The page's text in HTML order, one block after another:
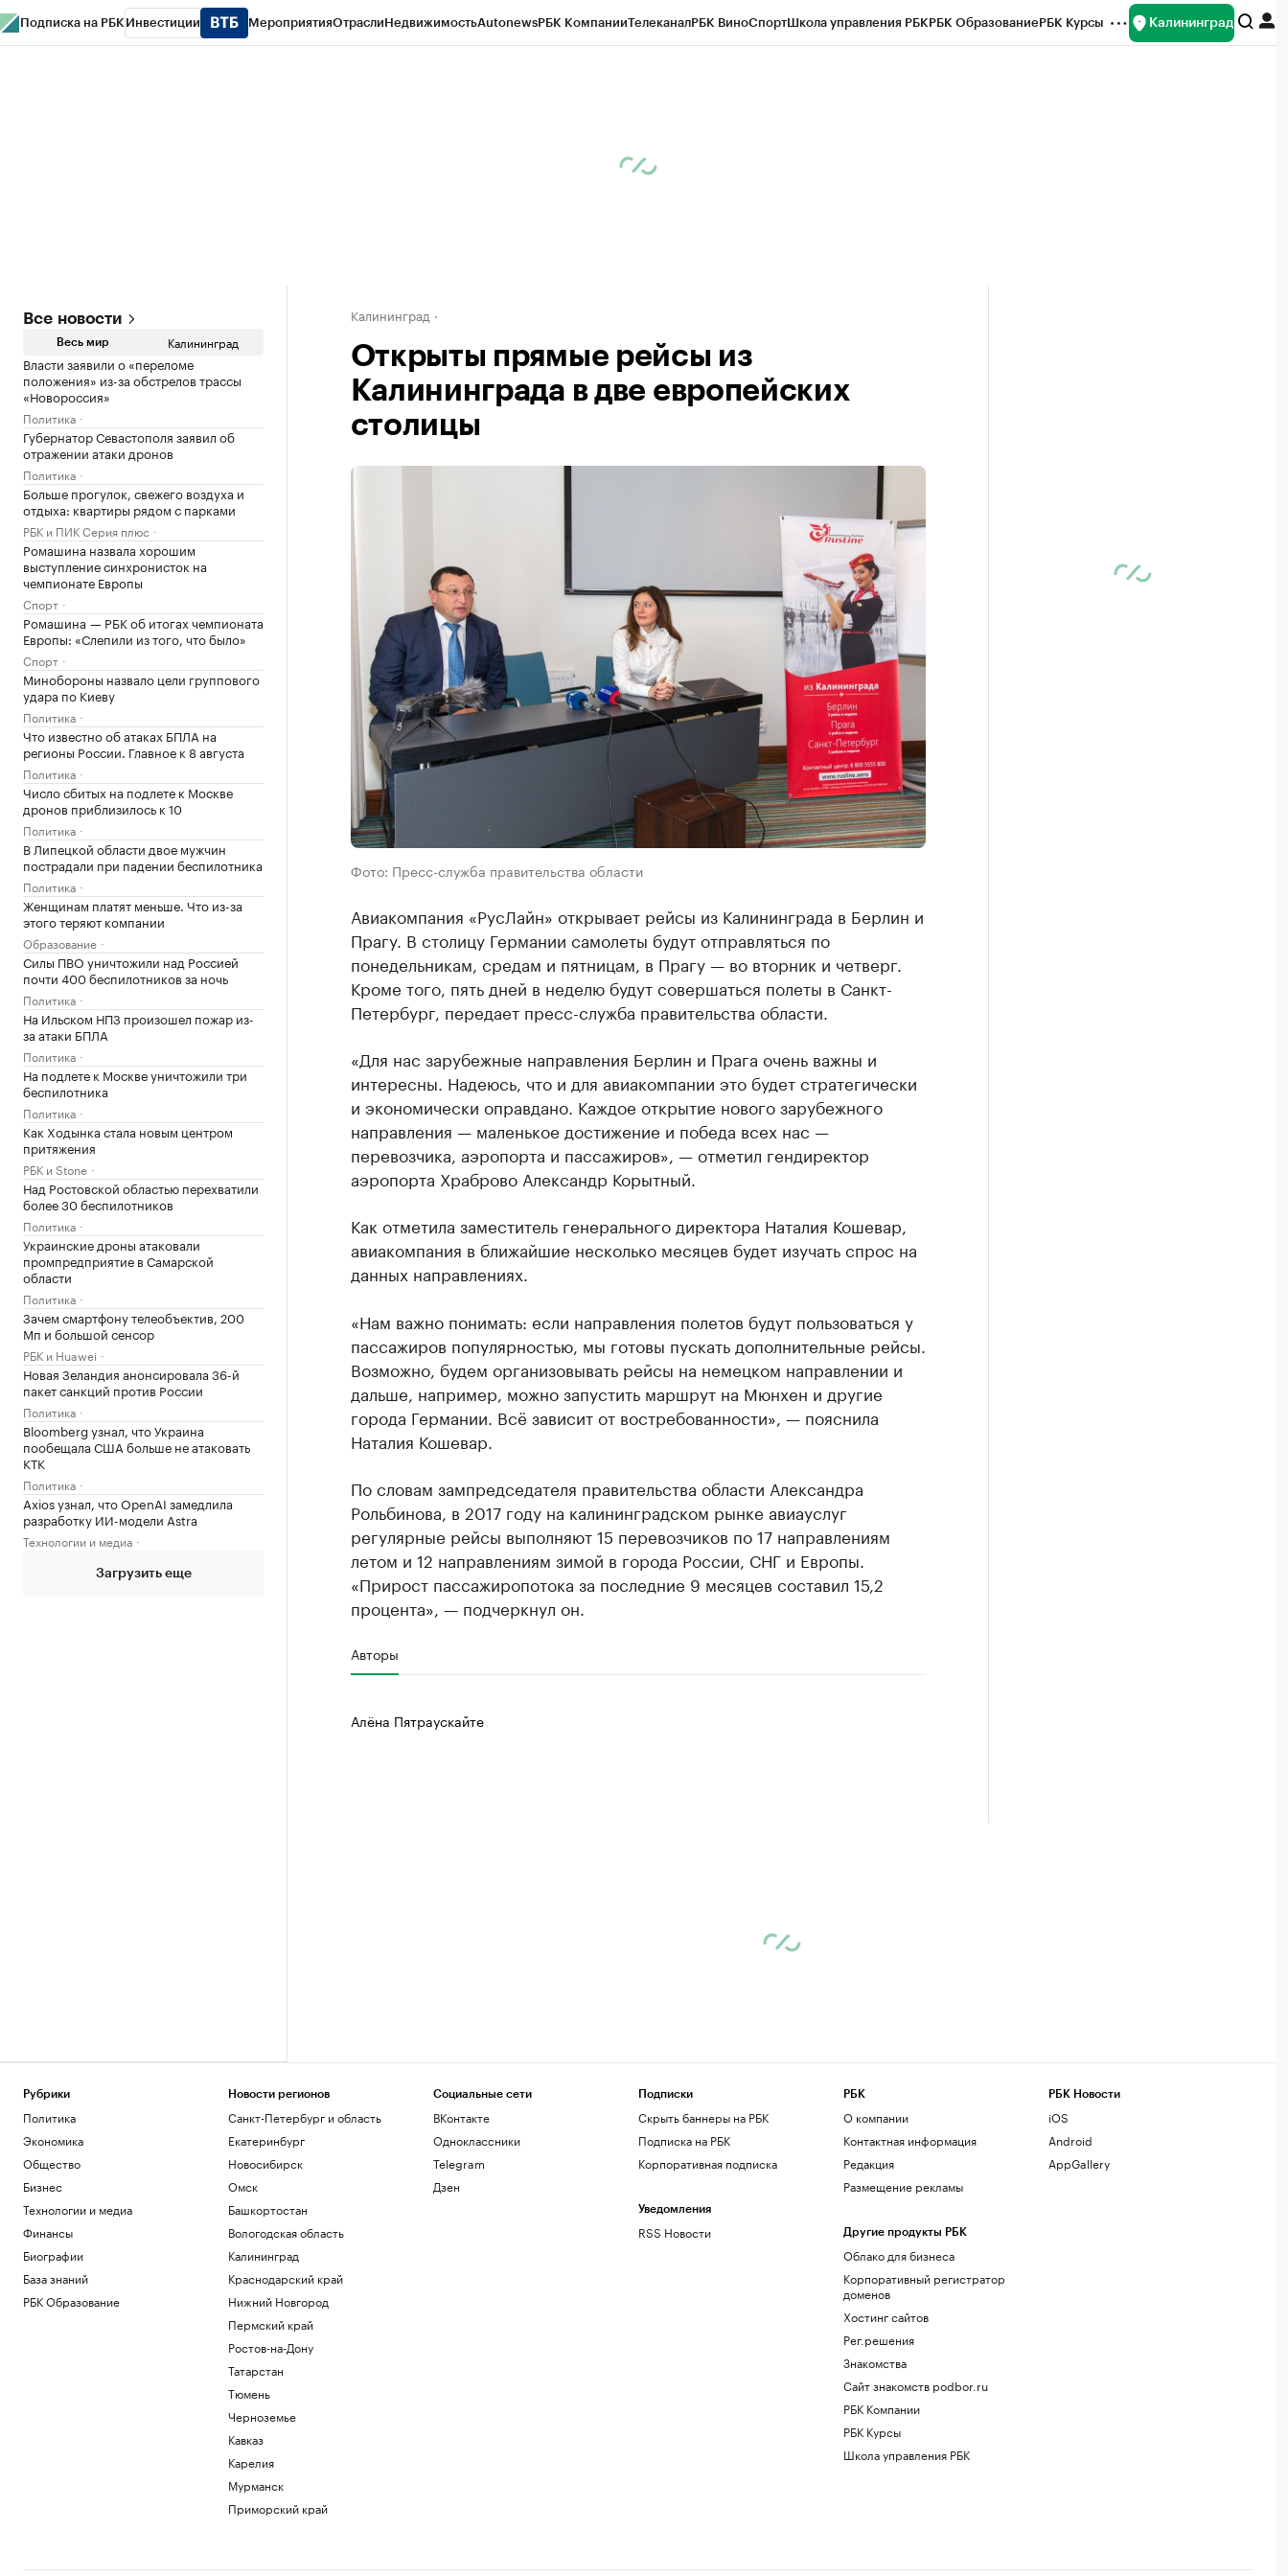
Подписка на РБК Инвестиции МероприятияОтраслиНедвижимостьAutonewsРБК КомпанииТелеканалРБК ВиноСпортШкола управления РБКРБК ОбразованиеРБК Курсы Калининград
Все новости
Весь мир Калининград
Власти заявили о «переломе
положения» из-за обстрелов трассы
«Новороссия»
Политика
Губернатор Севастополя заявил об
отражении атаки дронов
Политика
Больше прогулок, свежего воздуха и
отдыха: квартиры рядом с парками
РБК и ПИК Серия плюс
Ромашина назвала хорошим
выступление синхронисток на
чемпионате Европы
Спорт
Ромашина — РБК об итогах чемпионата
Европы: «Слепили из того, что было»
Спорт
Минобороны назвало цели группового
удара по Киеву
Политика
Что известно об атаках БПЛА на
регионы России. Главное к 8 августа
Политика
Число сбитых на подлете к Москве
дронов приблизилось к 10
Политика
В Липецкой области двое мужчин
пострадали при падении беспилотника
Политика
Женщинам платят меньше. Что из-за
этого теряют компании
Образование
Силы ПВО уничтожили над Россией
почти 400 беспилотников за ночь
Политика
На Ильском НПЗ произошел пожар из-
за атаки БПЛА
Политика
На подлете к Москве уничтожили три
беспилотника
Политика
Как Ходынка стала новым центром
притяжения
РБК и Stone
Над Ростовской областью перехватили
более 30 беспилотников
Политика
Украинские дроны атаковали
промпредприятие в Самарской
области
Политика
Зачем смартфону телеобъектив, 200
Мп и большой сенсор
РБК и Huawei
Новая Зеландия анонсировала 36-й
пакет санкций против России
Политика
Bloomberg узнал, что Украина
пообещала США больше не атаковать
КТК
Политика
Axios узнал, что OpenAI замедлила
разработку ИИ-модели Astra
Технологии и медиа
Загрузить еще
Калининград
Открыты прямые рейсы из
Калининграда в две европейских
столицы
Фото: Пресс-служба правительства области
Авиакомпания «РусЛайн» открывает рейсы из Калининграда в Берлин и
Прагу. В столицу Германии самолеты будут отправляться по
понедельникам, средам и пятницам, в Прагу — во вторник и четверг.
Кроме того, пять дней в неделю будут совершаться полеты в Санкт-
Петербург, передает пресс-служба правительства области.
«Для нас зарубежные направления Берлин и Прага очень важны и
интересны. Надеюсь, что и для авиакомпании это будет стратегически
и экономически оправдано. Каждое открытие нового зарубежного
направления — маленькое достижение и победа всех нас —
перевозчика, аэропорта и пассажиров», — отметил гендиректор
аэропорта Храброво Александр Корытный.
Как отметила заместитель генерального директора Наталия Кошевар,
авиакомпания в ближайшие несколько месяцев будет изучать спрос на
данных направлениях.
«Нам важно понимать: если направления полетов будут пользоваться у
пассажиров популярностью, мы готовы пускать дополнительные рейсы.
Возможно, будем организовывать рейсы на немецком направлении и
дальше, например, можно запустить маршрут на Мюнхен и другие
города Германии. Всё зависит от востребованности», — пояснила
Наталия Кошевар.
По словам зампредседателя правительства области Александра
Рольбинова, в 2017 году на калининградском рынке авиауслуг
регулярные рейсы выполняют 15 перевозчиков по 17 направлениям
летом и 12 направлениям зимой в города России, СНГ и Европы.
«Прирост пассажиропотока за последние 9 месяцев составил 15,2
процента», — подчеркнул он.
Авторы
Алёна Пятраускайте
Рубрики
Политика
Экономика
Общество
Бизнес
Технологии и медиа
Финансы
Биографии
База знаний
РБК Образование
Новости регионов
Санкт-Петербург и область
Екатеринбург
Новосибирск
Омск
Башкортостан
Вологодская область
Калининград
Краснодарский край
Нижний Новгород
Пермский край
Ростов-на-Дону
Татарстан
Тюмень
Черноземье
Кавказ
Карелия
Мурманск
Приморский край
Социальные сети
ВКонтакте
Одноклассники
Telegram
Дзен
Подписки
Скрыть баннеры на РБК
Подписка на РБК
Корпоративная подписка
Уведомления
RSS Новости
РБК
О компании
Контактная информация
Редакция
Размещение рекламы
Другие продукты РБК
Облако для бизнеса
Корпоративный регистратор
доменов
Хостинг сайтов
Рег.решения
Знакомства
Сайт знакомств podbor.ru
РБК Компании
РБК Курсы
Школа управления РБК
РБК Новости
iOS
Android
AppGallery